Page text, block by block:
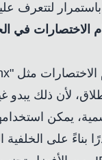
الاختصارات في
لأن ذلك يبدو
يمكن
على الخلفية